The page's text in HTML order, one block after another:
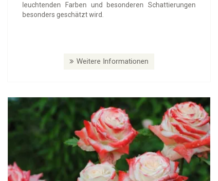
leuchtenden Farben und besonderen Schattierungen
besonders geschätzt wird.
Weitere Informationen